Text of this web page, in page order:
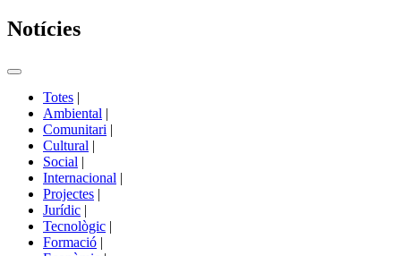
Notícies
Commutador
portals
Totes |
Ambiental |
Comunitari |
Cultural |
Social |
Internacional |
Projectes |
Jurídic |
Tecnològic |
Formació |